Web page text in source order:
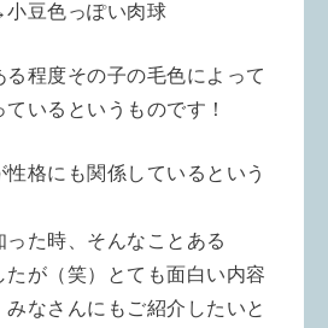
小豆色っぽい肉球
る程度その子の毛色によって
いるというものです！
性格にも関係しているという
た時、そんなことある
が（笑）とても面白い内容
なさんにもご紹介したいと